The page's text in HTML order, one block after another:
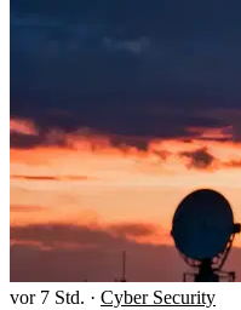
vor 7 Std. · Cyber Security